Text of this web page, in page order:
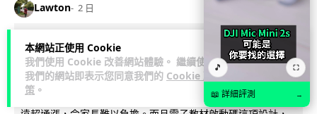
本網站正使用 Cookie
我們使用 Cookie 改善網站體驗。 繼續使用
我們的網站即表示您同意我們的 Cookie 政
策 。
Lawton 2 日
家長無得慳錢買二手書 電子啟動碼鎖死
二手教科書 學生無法做功課
社福界立法會議員陳文宜指，一間中學書單價錢按年加 14.7%
🎵 ⛶
📖 詳細評測 →